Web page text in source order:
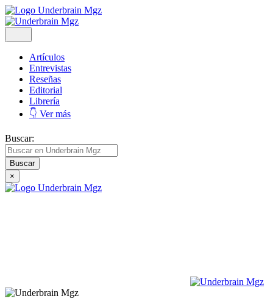
Artículos
Entrevistas
Reseñas
Editorial
Librería
👇 Ver más
Buscar:
×